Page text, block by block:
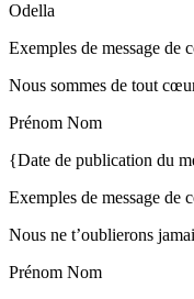
Odella
Exemples de message de
Nous sommes de tout
Prénom Nom
{Date de publication du
Exemples de message de
Nous ne t’oublierons
Prénom Nom